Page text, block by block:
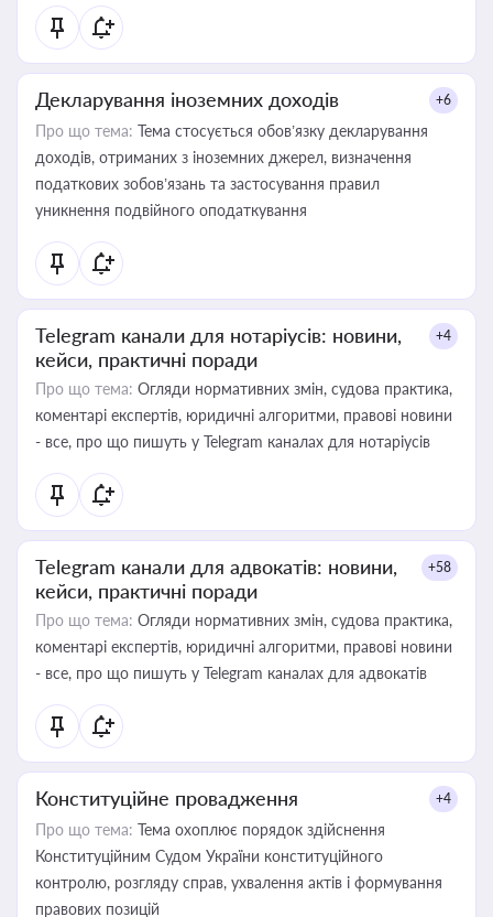
Декларування іноземних доходів +6
Про що тема: Тема стосується обов’язку декларування
доходів, отриманих з іноземних джерел, визначення
податкових зобов’язань та застосування правил
уникнення подвійного оподаткування
Telegram канали для нотаріусів: новини,
кейси, практичні поради
+4
Про що тема: Огляди нормативних змін, судова практика,
коментарі експертів, юридичні алгоритми, правові новини
- все, про що пишуть у Telegram каналах для нотаріусів
Telegram канали для адвокатів: новини,
кейси, практичні поради
+58
Про що тема: Огляди нормативних змін, судова практика,
коментарі експертів, юридичні алгоритми, правові новини
- все, про що пишуть у Telegram каналах для адвокатів
Конституційне провадження +4
Про що тема: Тема охоплює порядок здійснення
Конституційним Судом України конституційного
контролю, розгляду справ, ухвалення актів і формування
правових позицій